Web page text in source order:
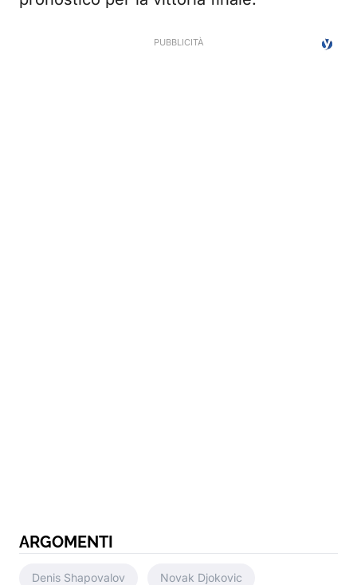
ARGOMENTI
Denis Shapovalov Novak Djokovic